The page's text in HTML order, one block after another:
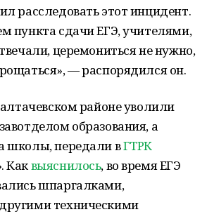
расследовать этот инцидент.
пункта сдачи ЕГЭ, учителями,
церемониться не нужно,
— распорядился он.
районе уволили
образования, а
школы, передали вГТРК
Каквыяснилось, во время ЕГЭ
шпаргалками,
техническими